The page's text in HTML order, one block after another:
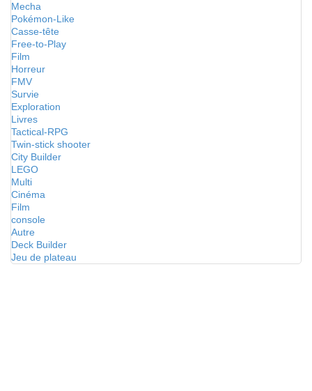
Mecha
Pokémon-Like
Casse-tête
Free-to-Play
Film
Horreur
FMV
Survie
Exploration
Livres
Tactical-RPG
Twin-stick shooter
City Builder
LEGO
Multi
Cinéma
Film
console
Autre
Deck Builder
Jeu de plateau